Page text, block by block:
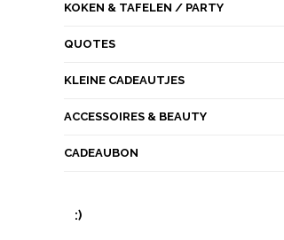
KOKEN & TAFELEN / PARTY
QUOTES
KLEINE CADEAUTJES
ACCESSOIRES & BEAUTY
CADEAUBON
:)